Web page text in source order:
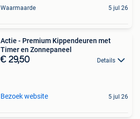
Waarmaarde 5 jul 26
Actie - Premium Kippendeuren met
Timer en Zonnepaneel
€ 29,50 Details
Bezoek website 5 jul 26